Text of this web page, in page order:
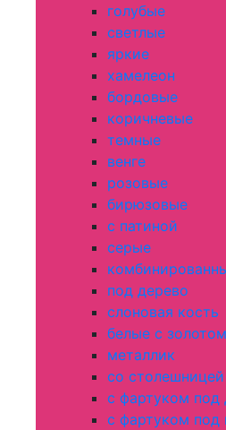
голубые
светлые
яркие
хамелеон
бордовые
коричневые
темные
венге
розовые
бирюзовые
с патиной
серые
под дерево
слоновая кость
белые с золотом
металлик
со
с фартуком под
с фартуком под